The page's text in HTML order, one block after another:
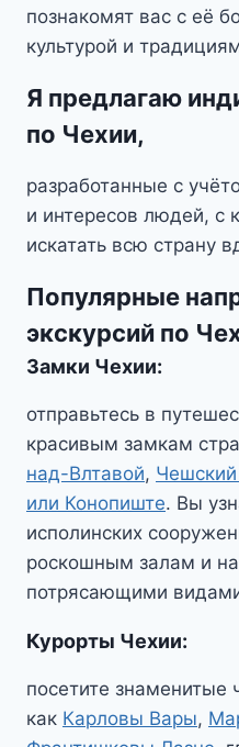
познакомят вас с её
культурой и
Я предлагаю
по Чехии,
разработанные с
и интересов людей, с
искатать всю страну
Популярные
экскурсий по
Замки Чехии:
отправьтесь в
красивым замкам
над-Влтавой,
или Конопиште. Вы
исполинских
роскошным залам и
потрясающими
Курорты Чехии:
посетите знаменитые
как Карловы Вары,